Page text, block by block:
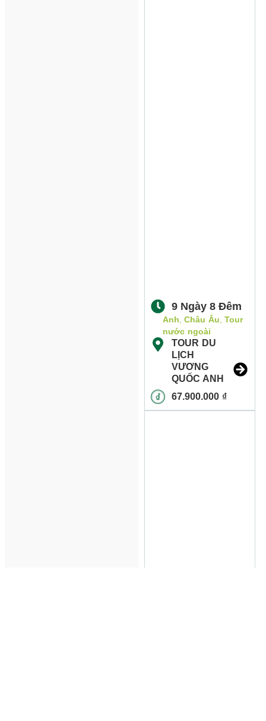
9 Ngày 8 Đêm
Anh Châu Âu Tour
nước ngoài
TOUR DU
LỊCH
VƯƠNG
QUỐC ANH
67.900.000 ₫